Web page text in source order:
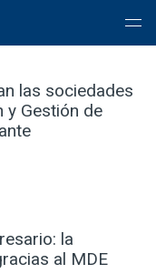
las sociedades
y Gestión de
la
al MDE